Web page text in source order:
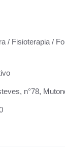
/ Fisioterapia /
n°78,